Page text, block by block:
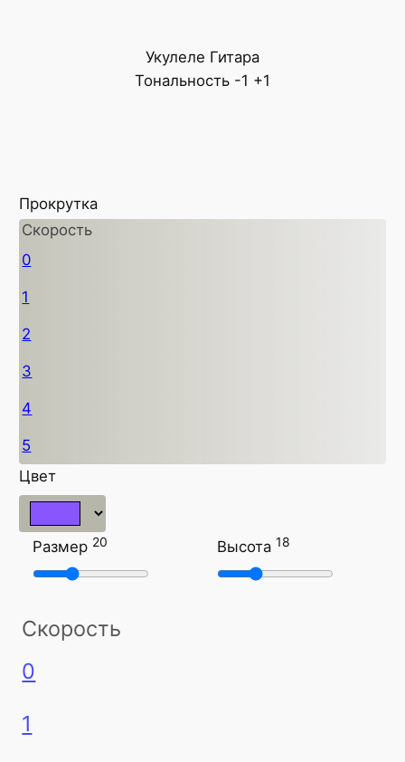
Укулеле Гитара
Тональность -1 +1
Прокрутка
Скорость
0
1
2
3
4
5
Цвет
Размер 20 Высота 18
Скорость
0
1